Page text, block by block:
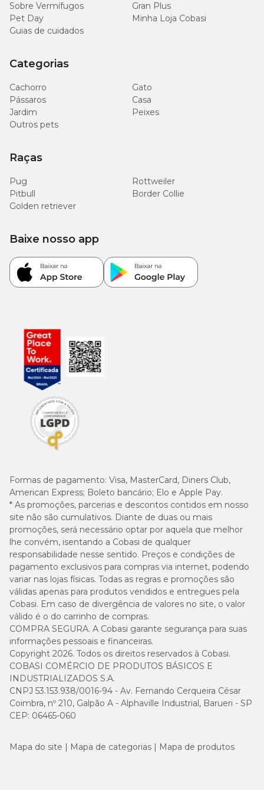
Sobre Vermífugos
Gran Plus
Pet Day
Minha Loja Cobasi
Guias de cuidados
Categorias
Cachorro
Gato
Pássaros
Casa
Jardim
Peixes
Outros pets
Raças
Pug
Rottweiler
Pitbull
Border Collie
Golden retriever
Formas de pagamento: Visa, MasterCard, Diners Club,
American Express; Boleto bancário; Elo e Apple Pay.
* As promoções, parcerias e descontos contidos em nosso
site não são cumulativos. Diante de duas ou mais
promoções, será necessário optar por aquela que melhor
lhe convém, isentando a Cobasi de qualquer
responsabilidade nesse sentido. Preços e condições de
pagamento exclusivos para compras via internet, podendo
variar nas lojas físicas. Todas as regras e promoções são
válidas apenas para produtos vendidos e entregues pela
Cobasi. Em caso de divergência de valores no site, o valor
válido é o do carrinho de compras.
COMPRA SEGURA. A Cobasi garante segurança para suas
informações pessoais e financeiras.
Copyright 2026. Todos os direitos reservados à Cobasi.
COBASI COMÉRCIO DE PRODUTOS BÁSICOS E
INDUSTRIALIZADOS S.A.
CNPJ 53.153.938/0016-94 - Av. Fernando Cerqueira César
Coimbra, nº 210, Galpão A - Alphaville Industrial, Barueri - SP
CEP: 06465-060
Baixe nosso app
Mapa do site Mapa de categorias Mapa de produtos